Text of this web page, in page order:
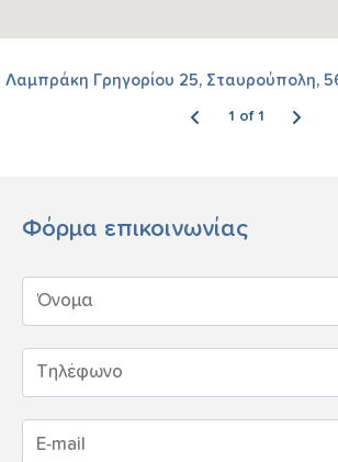
Λαμπράκη Γρηγορίου 25, Σταυρούπολη,
1 of 1
Φόρμα επικοινωνίας